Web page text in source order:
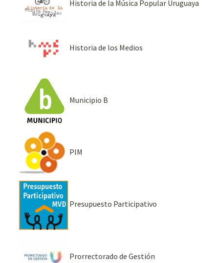
Historia de la Música Popular Uruguaya
Historia de los Medios
Municipio B
PIM
Presupuesto Participativo
Prorrectorado de Gestión